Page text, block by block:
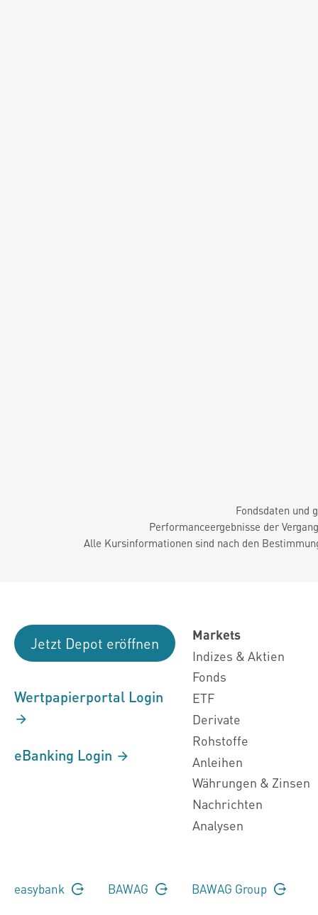
Fondsdaten und
Performanceergebnisse der
Alle Kursinformationen sind nach den
Jetzt Depot eröffnen
Wertpapierportal Login
eBanking Login
Markets
Indizes & Aktien
Fonds
ETF
Derivate
Rohstoffe
Anleihen
Währungen & Zinsen
Nachrichten
Analysen
easybank BAWAG BAWAG Group